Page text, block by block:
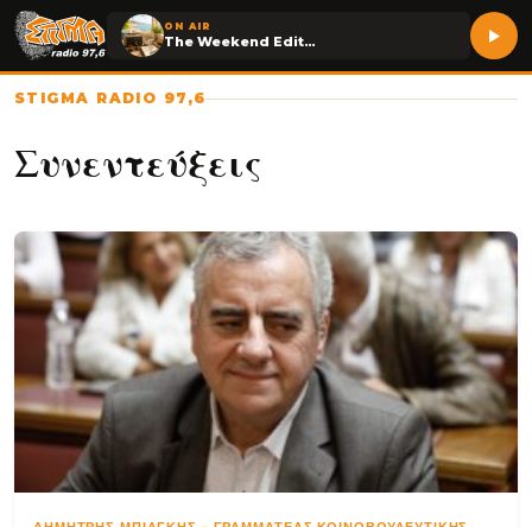
ON AIR
The Weekend Edition
STIGMA RADIO 97,6
Συνεντεύξεις